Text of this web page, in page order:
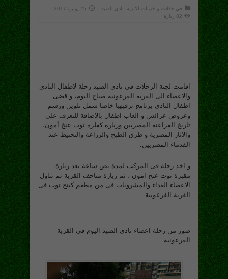
في حفلات و خدمات الأندية نادى الصيد
25 يوليو، 2017
82 زيارة
اقامت لجنة الرحلات فى نادى الصيد رحلة لاطفال النادى
والاعضاء الى القرية الفرعونية صباح اليوم، و قضى
اطفال النادى برنامج ترفيهيا خاصا شمل تلوين ورسم
وعروض عرائس و العاب اطفال بالاضافة للتعرف على
تاريخ الفراعنة المصريين وزيارة كقلرة توت عنخ أمون،
والاثار المصرية و طرق الطبخ والزراعة والتحنيط عند
القدماء المصريين.
و اخذ رحلة فى المركب لمدة نص ساعة بعد زيارة
مقبرة توت عنخ امون ، ثم زيارة متاحف القرية ثم تناول
الاعضاء الغداء والمشروبات فى من مطعم كينج توت فى
القرية الفرعونية.
صور من رحلة اعضاء نادى الصيد اليوم فى القرية
الفرعونية: